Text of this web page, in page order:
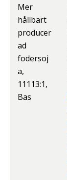
Mer
hållbart
producer
ad
fodersoj
a,
11113:1,
Bas